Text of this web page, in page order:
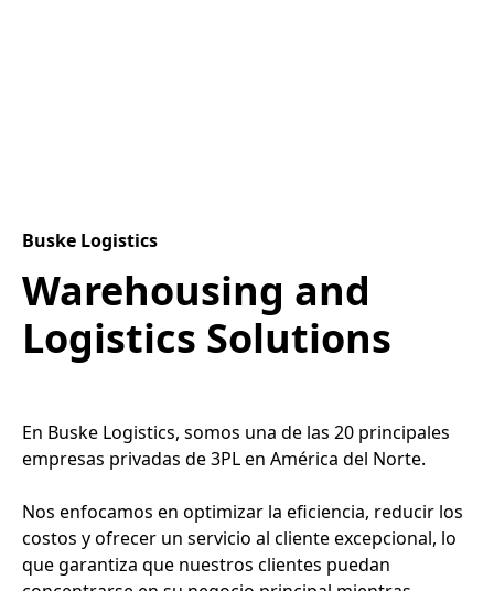
Buske Logistics
Warehousing and
Logistics Solutions
En Buske Logistics, somos una de las 20 principales
empresas privadas de 3PL en América del Norte.
Nos enfocamos en optimizar la eficiencia, reducir los
costos y ofrecer un servicio al cliente excepcional, lo
que garantiza que nuestros clientes puedan